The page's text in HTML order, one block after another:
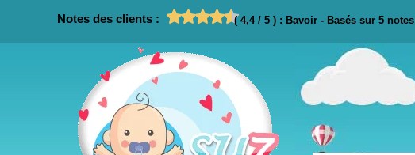
Notes des clients : (4,4/ 5 ) : Bavoir - Basés sur 5 notes